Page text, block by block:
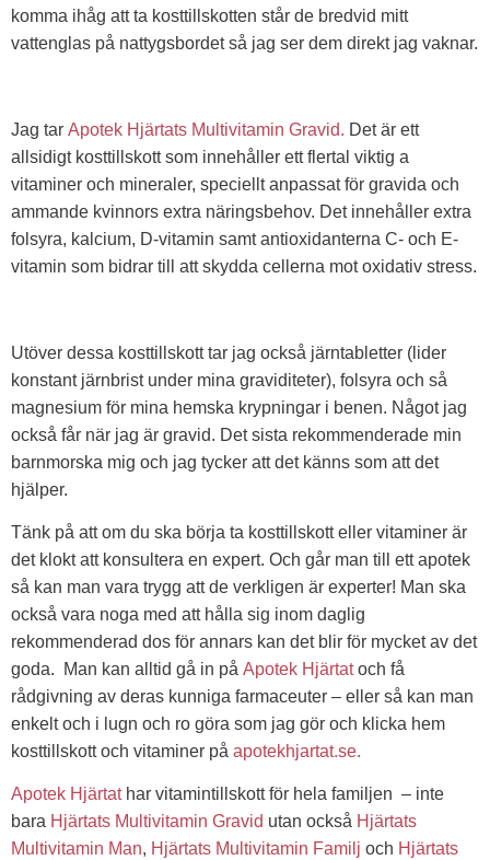
komma ihåg att ta kosttillskotten står de bredvid mitt
vattenglas på nattygsbordet så jag ser dem direkt jag vaknar.
Jag tar Apotek Hjärtats Multivitamin Gravid. Det är ett
allsidigt kosttillskott som innehåller ett flertal viktig a
vitaminer och mineraler, speciellt anpassat för gravida och
ammande kvinnors extra näringsbehov. Det innehåller extra
folsyra, kalcium, D-vitamin samt antioxidanterna C- och E-
vitamin som bidrar till att skydda cellerna mot oxidativ stress.
Utöver dessa kosttillskott tar jag också järntabletter (lider
konstant järnbrist under mina graviditeter), folsyra och så
magnesium för mina hemska krypningar i benen. Något jag
också får när jag är gravid. Det sista rekommenderade min
barnmorska mig och jag tycker att det känns som att det
hjälper.
Tänk på att om du ska börja ta kosttillskott eller vitaminer är
det klokt att konsultera en expert. Och går man till ett apotek
så kan man vara trygg att de verkligen är experter! Man ska
också vara noga med att hålla sig inom daglig
rekommenderad dos för annars kan det blir för mycket av det
goda. Man kan alltid gå in på Apotek Hjärtatoch få
rådgivning av deras kunniga farmaceuter – eller så kan man
enkelt och i lugn och ro göra som jag gör och klicka hem
kosttillskott och vitaminer på apotekhjartat.se.
Apotek Hjärtat har vitamintillskott för hela familjen – inte
bara Hjärtats Multivitamin Gravid utan också Hjärtats
Multivitamin Man, Hjärtats Multivitamin Familj och Hjärtats